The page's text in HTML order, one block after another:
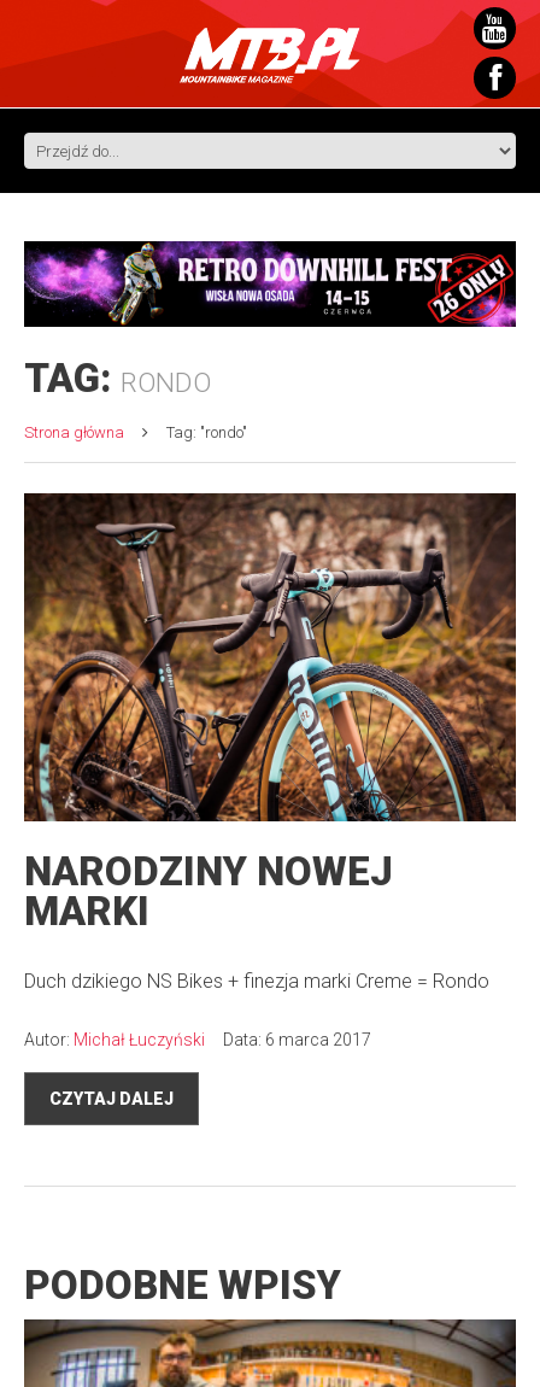
TAG: RONDO
Strona główna Tag: "rondo"
NARODZINY NOWEJ
MARKI
Duch dzikiego NS Bikes + finezja marki Creme = Rondo
Autor: Michał Łuczyński Data: 6 marca 2017
CZYTAJ DALEJ
PODOBNE WPISY